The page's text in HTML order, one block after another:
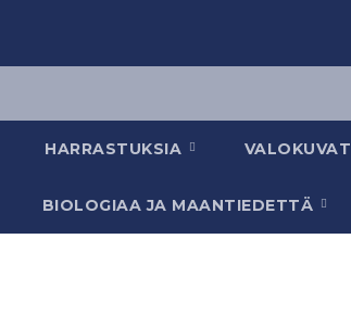
HARRASTUKSIA VALOKUVAT
BIOLOGIAA JA MAANTIEDETTÄ